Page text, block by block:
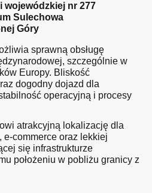
wojewódzkiej nr 277
Sulechowa
Góry
sprawną obsługę
szczególnie w
Europy. Bliskość
dogodny dojazd dla
operacyjną i procesy
atrakcyjną lokalizację dla
e-commerce oraz lekkiej
się infrastrukturze
położeniu w pobliżu granicy z